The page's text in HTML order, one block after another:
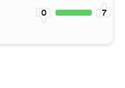
0 7